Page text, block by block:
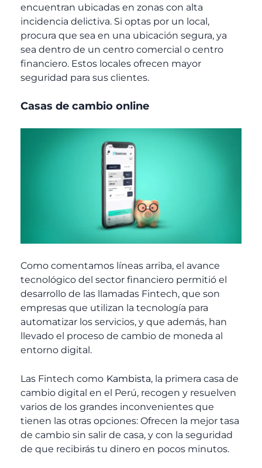
encuentran ubicadas en zonas con alta
incidencia delictiva. Si optas por un local,
procura que sea en una ubicación segura, ya
sea dentro de un centro comercial o centro
financiero. Estos locales ofrecen mayor
seguridad para sus clientes.
Casas de cambio online
Como comentamos líneas arriba, el avance
tecnológico del sector financiero permitió el
desarrollo de las llamadas Fintech, que son
empresas que utilizan la tecnología para
automatizar los servicios, y que además, han
llevado el proceso de cambio de moneda al
entorno digital.
Las Fintech como Kambista, la primera casa de
cambio digital en el Perú, recogen y resuelven
varios de los grandes inconvenientes que
tienen las otras opciones: Ofrecen la mejor tasa
de cambio sin salir de casa, y con la seguridad
de que recibirás tu dinero en pocos minutos.